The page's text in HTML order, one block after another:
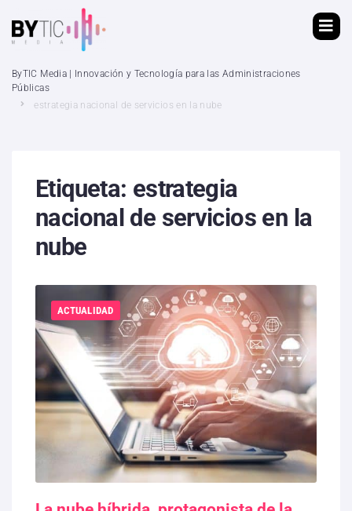
ByTIC Media | Innovación y Tecnología para las Administraciones
Públicas
estrategia nacional de servicios en la nube
Etiqueta: estrategia
nacional de servicios en la
nube
ACTUALIDAD